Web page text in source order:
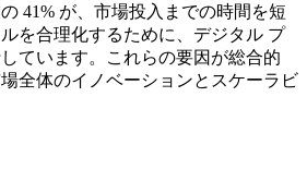
41% が、市場投入までの時間を短
を合理化するために、デジタル プ
ています。これらの要因が総合的
全体のイノベーションとスケーラビ